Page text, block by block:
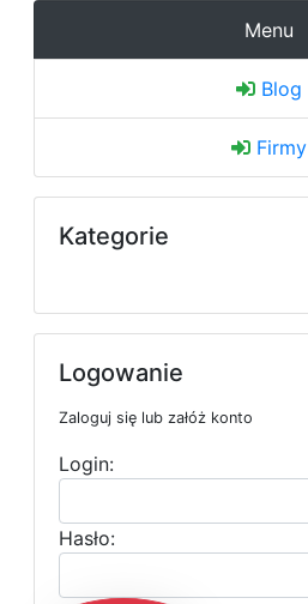
Menu
Blog
Firmy
Kategorie
Logowanie
Zaloguj się lub załóż konto
Login:
Hasło: